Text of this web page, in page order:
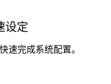
设定
速完成系统配置。